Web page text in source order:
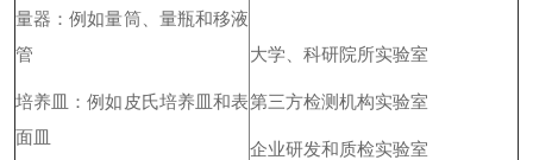
量器：例如量筒、量瓶和移液
管
培养皿：例如皮氏培养皿和表
面皿
大学、科研院所实验室
第三方检测机构实验室
企业研发和质检实验室